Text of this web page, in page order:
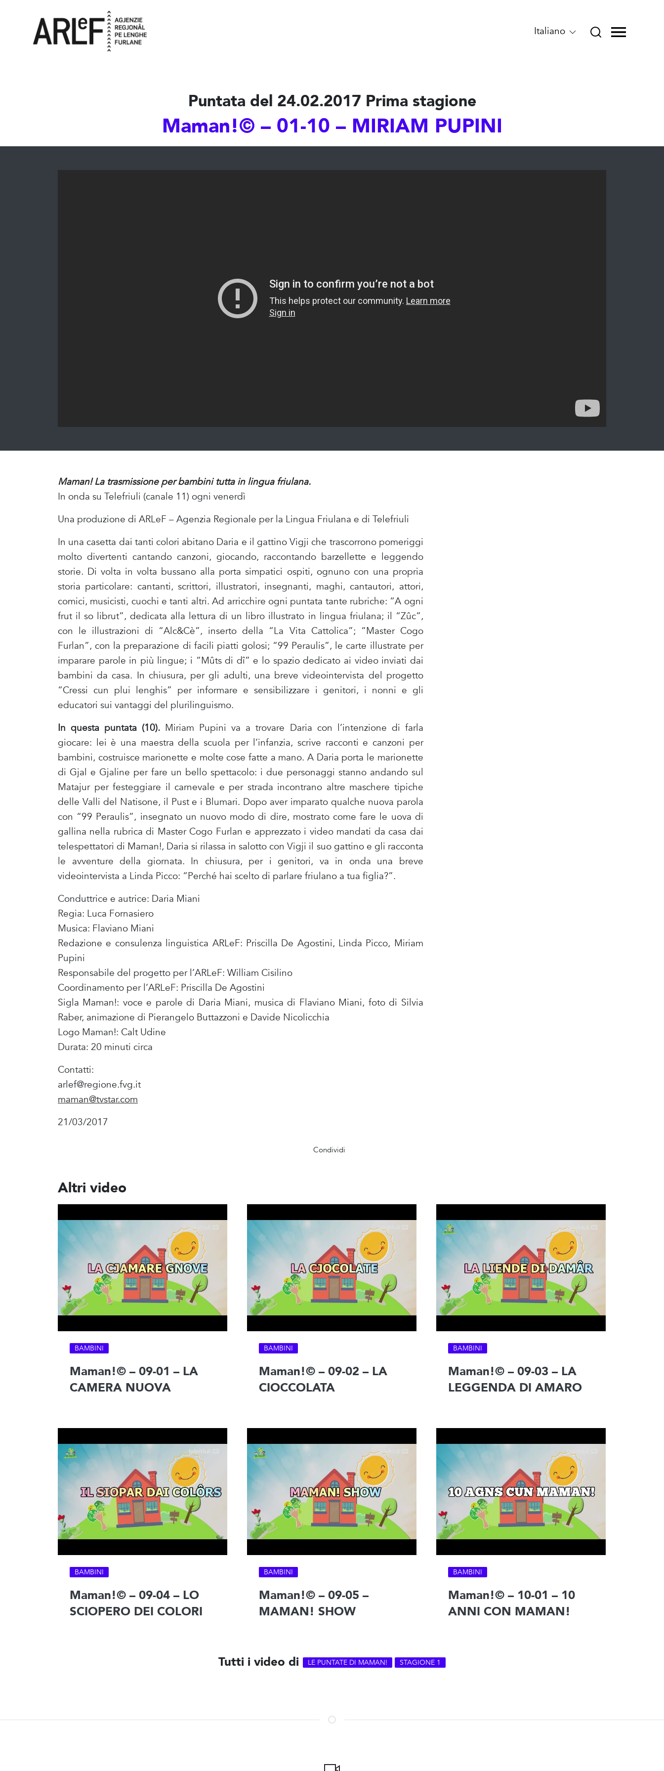
Italiano
Puntata del 24.02.2017 Prima stagione
Maman!© – 01-10 – MIRIAM PUPINI
Maman! La trasmissione per bambini tutta in lingua friulana.
In onda su Telefriuli (canale 11) ogni venerdì
Una produzione di ARLeF – Agenzia Regionale per la Lingua Friulana e di Telefriuli
In una casetta dai tanti colori abitano Daria e il gattino Vigji che trascorrono pomeriggi
molto divertenti cantando canzoni, giocando, raccontando barzellette e leggendo
storie. Di volta in volta bussano alla porta simpatici ospiti, ognuno con una propria
storia particolare: cantanti, scrittori, illustratori, insegnanti, maghi, cantautori, attori,
comici, musicisti, cuochi e tanti altri. Ad arricchire ogni puntata tante rubriche: “A ogni
frut il so librut”, dedicata alla lettura di un libro illustrato in lingua friulana; il “Zûc”,
con le illustrazioni di “Alc&Cè”, inserto della “La Vita Cattolica”; “Master Cogo
Furlan”, con la preparazione di facili piatti golosi; “99 Peraulis”, le carte illustrate per
imparare parole in più lingue; i “Mûts di dî” e lo spazio dedicato ai video inviati dai
bambini da casa. In chiusura, per gli adulti, una breve videointervista del progetto
“Cressi cun plui lenghis” per informare e sensibilizzare i genitori, i nonni e gli
educatori sui vantaggi del plurilinguismo.
In questa puntata (10). Miriam Pupini va a trovare Daria con l’intenzione di farla
giocare: lei è una maestra della scuola per l’infanzia, scrive racconti e canzoni per
bambini, costruisce marionette e molte cose fatte a mano. A Daria porta le marionette
di Gjal e Gjaline per fare un bello spettacolo: i due personaggi stanno andando sul
Matajur per festeggiare il carnevale e per strada incontrano altre maschere tipiche
delle Valli del Natisone, il Pust e i Blumari. Dopo aver imparato qualche nuova parola
con “99 Peraulis”, insegnato un nuovo modo di dire, mostrato come fare le uova di
gallina nella rubrica di Master Cogo Furlan e apprezzato i video mandati da casa dai
telespettatori di Maman!, Daria si rilassa in salotto con Vigji il suo gattino e gli racconta
le avventure della giornata. In chiusura, per i genitori, va in onda una breve
videointervista a Linda Picco: “Perché hai scelto di parlare friulano a tua figlia?”.
Conduttrice e autrice: Daria Miani
Regia: Luca Fornasiero
Musica: Flaviano Miani
Redazione e consulenza linguistica ARLeF: Priscilla De Agostini, Linda Picco, Miriam
Pupini
Responsabile del progetto per l’ARLeF: William Cisilino
Coordinamento per l’ARLeF: Priscilla De Agostini
Sigla Maman!: voce e parole di Daria Miani, musica di Flaviano Miani, foto di Silvia
Raber, animazione di Pierangelo Buttazzoni e Davide Nicolicchia
Logo Maman!: Calt Udine
Durata: 20 minuti circa
Contatti:
arlef@regione.fvg.it
maman@tvstar.com
21/03/2017
Condividi
Altri video
BAMBINI
Maman!© – 09-01 – LA
CAMERA NUOVA
BAMBINI
Maman!© – 09-02 – LA
CIOCCOLATA
BAMBINI
Maman!© – 09-03 – LA
LEGGENDA DI AMARO
BAMBINI
Maman!© – 09-04 – LO
SCIOPERO DEI COLORI
BAMBINI
Maman!© – 09-05 –
MAMAN! SHOW
BAMBINI
Maman!© – 10-01 – 10
ANNI CON MAMAN!
Tutti i video di LE PUNTATE DI MAMAN! STAGIONE 1